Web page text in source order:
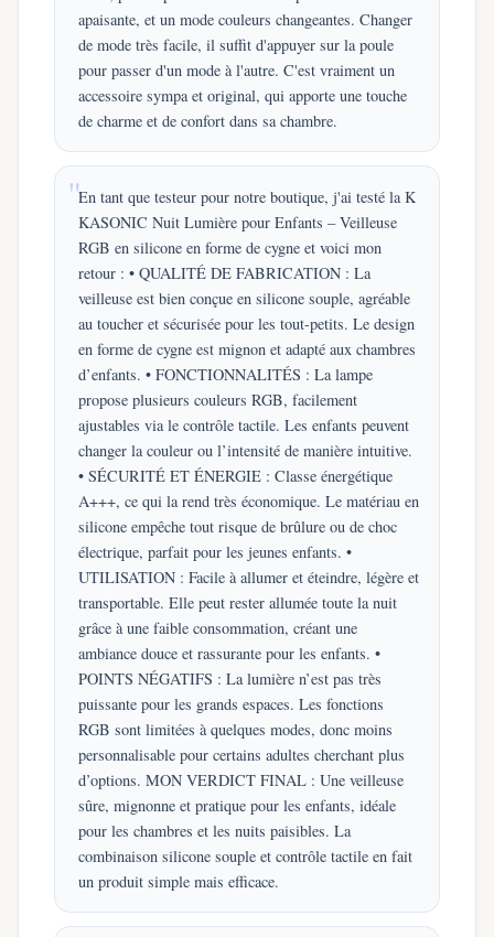
apaisante, et un mode couleurs changeantes. Changer
de mode très facile, il suffit d'appuyer sur la poule
pour passer d'un mode à l'autre. C'est vraiment un
accessoire sympa et original, qui apporte une touche
de charme et de confort dans sa chambre.
En tant que testeur pour notre boutique, j'ai testé la K
KASONIC Nuit Lumière pour Enfants – Veilleuse
RGB en silicone en forme de cygne et voici mon
retour : • QUALITÉ DE FABRICATION : La
veilleuse est bien conçue en silicone souple, agréable
au toucher et sécurisée pour les tout-petits. Le design
en forme de cygne est mignon et adapté aux chambres
d’enfants. • FONCTIONNALITÉS : La lampe
propose plusieurs couleurs RGB, facilement
ajustables via le contrôle tactile. Les enfants peuvent
changer la couleur ou l’intensité de manière intuitive.
• SÉCURITÉ ET ÉNERGIE : Classe énergétique
A+++, ce qui la rend très économique. Le matériau en
silicone empêche tout risque de brûlure ou de choc
électrique, parfait pour les jeunes enfants. •
UTILISATION : Facile à allumer et éteindre, légère et
transportable. Elle peut rester allumée toute la nuit
grâce à une faible consommation, créant une
ambiance douce et rassurante pour les enfants. •
POINTS NÉGATIFS : La lumière n’est pas très
puissante pour les grands espaces. Les fonctions
RGB sont limitées à quelques modes, donc moins
personnalisable pour certains adultes cherchant plus
d’options. MON VERDICT FINAL : Une veilleuse
sûre, mignonne et pratique pour les enfants, idéale
pour les chambres et les nuits paisibles. La
combinaison silicone souple et contrôle tactile en fait
un produit simple mais efficace.